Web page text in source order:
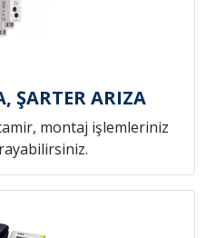
ŞARTER ARIZA
montaj işlemleriniz